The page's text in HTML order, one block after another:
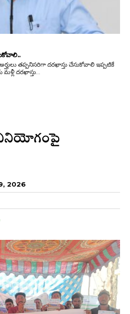
తప్పనిసరిగా దరఖాస్తు చేసుకోవాలి ఇప్పటికే
దరఖాస్తు...